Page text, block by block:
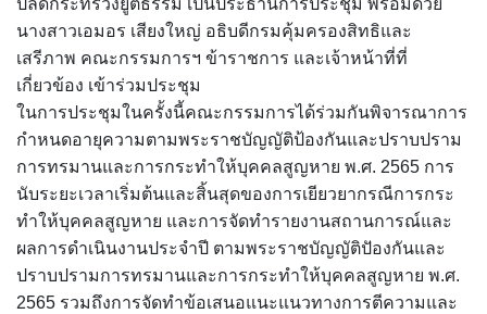
ปลัดกระทรวงยูติธรรม เป็นประธานการประชุม พร้อมด้วย
นางสาวเอมอร เสียงใหญ่ อธิบดีกรมคุ้มครองสิทธิและ
เสรีภาพ คณะกรรมการฯ ข้าราชการ และเจ้าหน้าที่ที่
เกี่ยวข้อง เข้าร่วมประชุม
ในการประชุมในครั้งนี้คณะกรรมการได้ร่วมกันพิจารณาการ
กำหนดอายุความตามพระราชบัญญัติป้องกันและปราบปราม
การทรมานและการกระทำให้บุคคลสูญหาย พ.ศ. 2565 การ
นับระยะเวลาเริ่มต้นและสิ้นสุดของการเยียวยากรณีการกระ
ทำให้บุคคลสูญหาย และการจัดทำรายงานสถานการณ์และ
ผลการดำเนินงานประจำปี ตามพระราชบัญญัติปัองกันและ
ปราบปรามการทรมานและการกระทำให้บุคคลสูญหาย พ.ศ.
2565 รวมถึงการจัดทำข้อเสนอแนะแนวทางการตีความและ